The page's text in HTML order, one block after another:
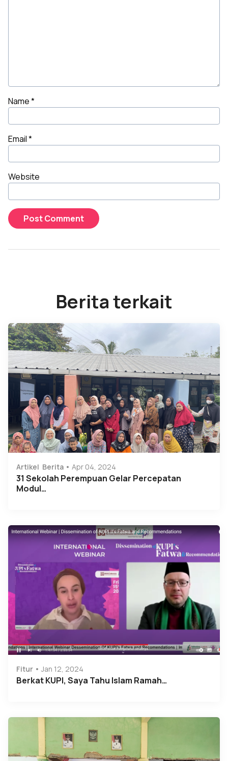
Name*
Email*
Website
Berita terkait
Artikel Berita Apr 04, 2024
31 Sekolah Perempuan Gelar Percepatan
Modul…
Fitur Jan 12, 2024
Berkat KUPI, Saya Tahu Islam Ramah…